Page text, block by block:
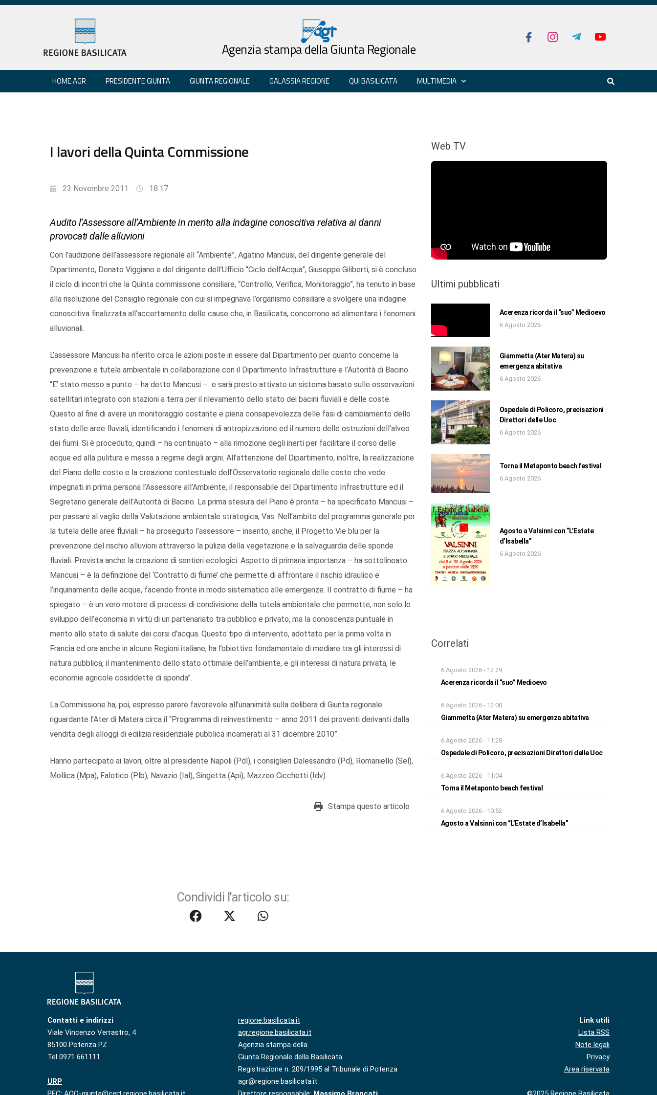
Agenzia stampa della Giunta Regionale
HOME AGR PRESIDENTE GIUNTA GIUNTA REGIONALE GALASSIA REGIONE QUI BASILICATA MULTIMEDIA
I lavori della Quinta Commissione
23 Novembre 2011 18:17
Audito l’Assessore all’Ambiente in merito alla indagine conoscitiva relativa ai danni
provocati dalle alluvioni
Con l’audizione dell’assessore regionale all “Ambiente”, Agatino Mancusi, del dirigente generale del
Dipartimento, Donato Viggiano e del dirigente dell’Ufficio “Ciclo dell’Acqua”, Giuseppe Giliberti, si è concluso
il ciclo di incontri che la Quinta commissione consiliare, “Controllo, Verifica, Monitoraggio”, ha tenuto in base
alla risoluzione del Consiglio regionale con cui si impegnava l’organismo consiliare a svolgere una indagine
conoscitiva finalizzata all’accertamento delle cause che, in Basilicata, concorrono ad alimentare i fenomeni
alluvionali.
L’assessore Mancusi ha riferito circa le azioni poste in essere dal Dipartimento per quanto concerne la
prevenzione e tutela ambientale in collaborazione con il Dipartimento Infrastrutture e l’Autorità di Bacino.
“E' stato messo a punto – ha detto Mancusi – e sarà presto attivato un sistema basato sulle osservazioni
satellitari integrato con stazioni a terra per il rilevamento dello stato dei bacini fluviali e delle coste.
Questo al fine di avere un monitoraggio costante e piena consapevolezza delle fasi di cambiamento dello
stato delle aree fluviali, identificando i fenomeni di antropizzazione ed il numero delle ostruzioni dell’alveo
dei fiumi. Si è proceduto, quindi – ha continuato – alla rimozione degli inerti per facilitare il corso delle
acque ed alla pulitura e messa a regime degli argini. All’attenzione del Dipartimento, inoltre, la realizzazione
del Piano delle coste e la creazione contestuale dell’Osservatorio regionale delle coste che vede
impegnati in prima persona l’Assessore all’Ambiente, il responsabile del Dipartimento Infrastrutture ed il
Segretario generale dell’Autorità di Bacino. La prima stesura del Piano è pronta – ha specificato Mancusi –
per passare al vaglio della Valutazione ambientale strategica, Vas. Nell’ambito del programma generale per
la tutela delle aree fluviali – ha proseguito l’assessore – inserito, anche, il Progetto Vie blu per la
prevenzione del rischio alluvioni attraverso la pulizia della vegetazione e la salvaguardia delle sponde
fluviali. Prevista anche la creazione di sentieri ecologici. Aspetto di primaria importanza – ha sottolineato
Mancusi – è la definizione del ‘Contratto di fiume’ che permette di affrontare il rischio idraulico e
l’inquinamento delle acque, facendo fronte in modo sistematico alle emergenze. Il contratto di fiume – ha
spiegato – è un vero motore di processi di condivisione della tutela ambientale che permette, non solo lo
sviluppo dell’economia in virtù di un partenariato tra pubblico e privato, ma la conoscenza puntuale in
merito allo stato di salute dei corsi d’acqua. Questo tipo di intervento, adottato per la prima volta in
Francia ed ora anche in alcune Regioni italiane, ha l’obiettivo fondamentale di mediare tra gli interessi di
natura pubblica, il mantenimento dello stato ottimale dell’ambiente, e gli interessi di natura privata, le
economie agricole cosiddette di sponda”.
La Commissione ha, poi, espresso parere favorevole all’unanimità sulla delibera di Giunta regionale
riguardante l’Ater di Matera circa il “Programma di reinvestimento – anno 2011 dei proventi derivanti dalla
vendita degli alloggi di edilizia residenziale pubblica incamerati al 31 dicembre 2010”.
Hanno partecipato ai lavori, oltre al presidente Napoli (Pdl), i consiglieri Dalessandro (Pd), Romaniello (Sel),
Mollica (Mpa), Falotico (Plb), Navazio (Ial), Singetta (Api), Mazzeo Cicchetti (Idv).
Stampa questo articolo
Condividi l'articolo su:
Web TV
Ultimi pubblicati
Acerenza ricorda il “suo” Medioevo
6 Agosto 2026
Giammetta (Ater Matera) su
emergenza abitativa
6 Agosto 2026
Ospedale di Policoro, precisazioni
Direttori delle Uoc
6 Agosto 2026
Torna il Metaponto beach festival
6 Agosto 2026
Agosto a Valsinni con “L’Estate
d’Isabella”
6 Agosto 2026
Correlati
6 Agosto 2026 - 12:29
Acerenza ricorda il “suo” Medioevo
6 Agosto 2026 - 12:00
Giammetta (Ater Matera) su emergenza abitativa
6 Agosto 2026 - 11:28
Ospedale di Policoro, precisazioni Direttori delle Uoc
6 Agosto 2026 - 11:04
Torna il Metaponto beach festival
6 Agosto 2026 - 10:52
Agosto a Valsinni con “L’Estate d’Isabella”
Contatti e indirizzi
Viale Vincenzo Verrastro, 4
85100 Potenza PZ
Tel 0971 661111
URP
regione.basilicata.it
agr.regione.basilicata.it
Agenzia stampa della
Giunta Regionale della Basilicata
Registrazione n. 209/1995 al Tribunale di Potenza
agr@regione.basilicata.it
Link utili
Lista RSS
Note legali
Privacy
Area riservata